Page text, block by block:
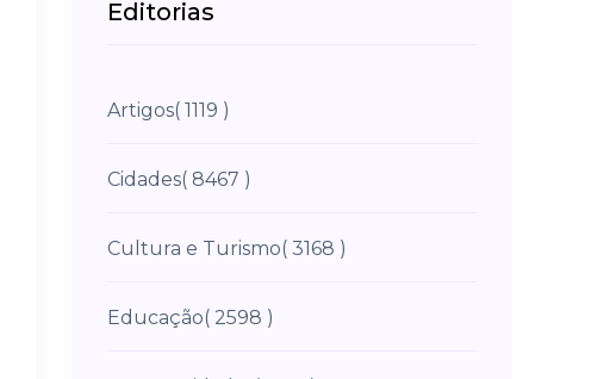
Editorias
Artigos( 1119 )
Cidades( 8467 )
Cultura e Turismo( 3168 )
Educação( 2598 )